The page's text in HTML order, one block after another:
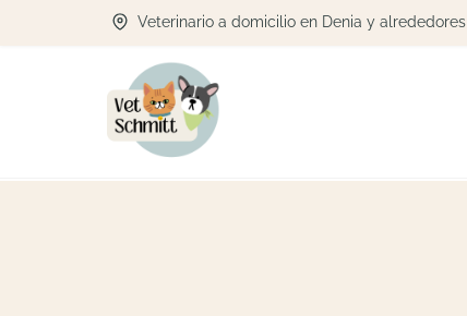
Veterinario a domicilio en Denia y alrededores